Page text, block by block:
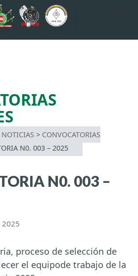
INTERCULTURAL
NOTICIAS > CONVOCATORIAS
N0. 003 – 2025
N0. 003 –
proceso de selección de
el equipode trabajo de la